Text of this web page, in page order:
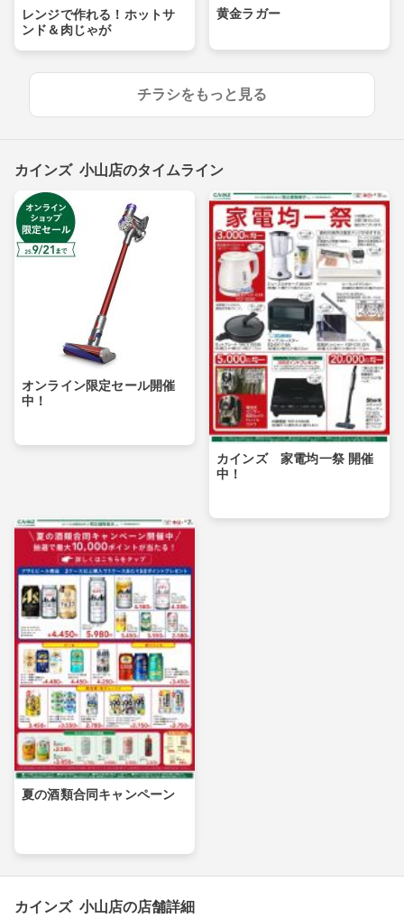
レンジで作れる！ホットサ
ンド＆肉じゃが
黄金ラガー
チラシをもっと見る
カインズ 小山店のタイムライン
オンライン限定セール開催
中！
カインズ 家電均一祭 開催
中！
夏の酒類合同キャンペーン
カインズ 小山店の店舗詳細